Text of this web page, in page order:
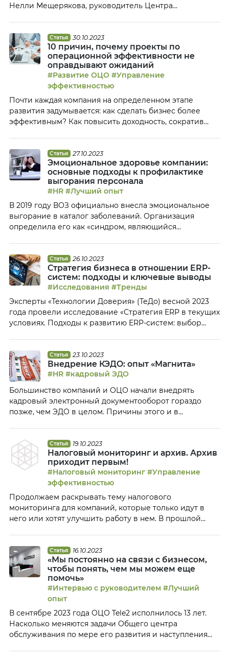
Нелли Мещерякова, руководитель Центра
потребовались ее компании при переходе к работе на
внешнем рынке, о том, каким образом изменились
процессы и оргструктура ЦКР, а также поделилась
мнением, почему многие […]
Статья 30.10.2023
10 причин, почему проекты по
операционной эффективности не
оправдывают ожиданий
#Развитие ОЦО #Управление
эффективностью
Почти каждая компания на определенном этапе
развития задумывается: как сделать бизнес более
эффективным? Как повысить доходность, сократив
связанные с ее повышением, набирают большую
популярность. Многие компании выделяют это
направление в отдельный блок, формируют рабочие
группы, нанимают выделенных сотрудников. Однако
часто приходится слышать, что ожидания […]
Статья 27.10.2023
Эмоциональное здоровье компании:
основные подходы к профилактике
выгорания персонала
#HR #Лучший опыт
В 2019 году ВОЗ официально внесла эмоциональное
выгорание в каталог заболеваний. Организация
определила его как «синдром, являющийся
этого года уровень выгорания офисных работников в
мире достиг рекорда. По результатам исследования,
проведенного консорциумом Future Forum, 42%
сотрудников столкнулись с этой проблемой.
Подавленное эмоциональное […]
Статья 26.10.2023
Стратегия бизнеса в отношении ERP-
систем: подходы и ключевые выводы
#Исследования #Тренды
Эксперты «Технологии Доверия» (ТеДо) весной 2023
года провели исследование «Стратегия ERP в текущих
условиях. Подходы к развитию ERP-систем: выбор
Соловьев, исполнительный директор
технологической практики «Технологии Доверия»,
знакомит читателей Клуба ОЦО с некоторыми
результатами исследования: какие типы IТ-систем
наиболее часто используют российские компании,
какие […]
Статья 23.10.2023
Внедрение КЭДО: опыт «Магнита»
#HR #кадровый ЭДО
Большинство компаний и ОЦО начали внедрять
кадровый электронный документооборот гораздо
позже, чем ЭДО в целом. Причины этого и в
персональными данными, а также в традиционном
консерватизме многих HR-специалистов. Ольга
Исакова, руководитель управления по кадровым
сервисам компании «Магнит», рассказала Клубу ОЦО о
Статья 19.10.2023
Налоговый мониторинг и архив. Архив
приходит первым!
#Налоговый мониторинг #Управление
эффективностью
Продолжаем раскрывать тему налогового
мониторинга для компаний, которые только идут в
него или хотят улучшить работу в нем. В прошлой
нагрузки, временных затрат и эффективной работы в
НМ необходима подготовка. В этом материале Антон
Беренцев, директор направления «ELMA365
Налоговый мониторинг» компании […]
Статья 16.10.2023
«Мы постоянно на связи с бизнесом,
чтобы понять, чем мы можем еще
помочь»
#Интервью с руководителем #Лучший
опыт
В сентябре 2023 года ОЦО Tele2 исполнилось 13 лет.
Насколько меняются задачи Общего центра
обслуживания по мере его развития и наступления